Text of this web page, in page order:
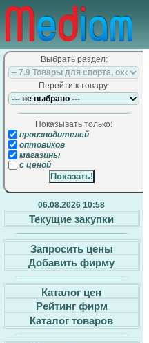
Выбрать раздел:
Перейти к товару:
Показывать только:
производителей
оптовиков
магазины
с ценой
06.08.2026 10:58
Текущие закупки
Запросить цены
Добавить фирму
Каталог цен
Рейтинг фирм
Каталог товаров